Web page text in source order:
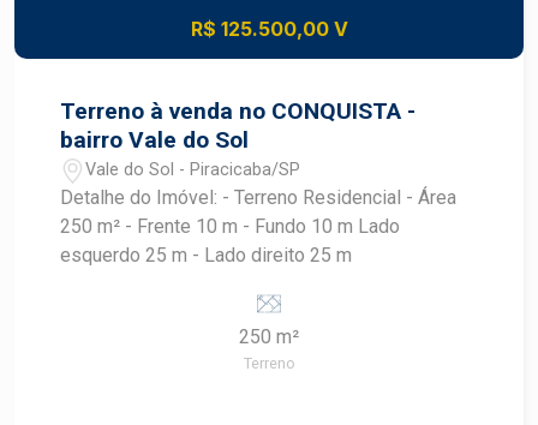
consultórios - Salões e estabelecimentos de
serviços - Investidores e construtores -
terreno com medidas estratégicas e uso misto,
oferecendo flexibilidade para diversos tipos de
projetos e grande potencial de valorização. Entre
em contato para mais informações e agende uma
visita!
R$ 125.500,00 V
Terreno à venda no CONQUISTA -
bairro Vale do Sol
Vale do Sol - Piracicaba/SP
Detalhe do Imóvel: - Terreno Residencial - Área
250 m² - Frente 10 m - Fundo 10 m Lado
esquerdo 25 m - Lado direito 25 m
250 m²
Terreno